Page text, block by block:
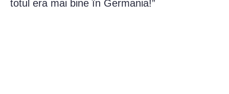
totul era mai bine în Germania!”